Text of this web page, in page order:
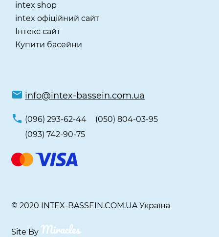
intex shop
intex офіційний сайт
Інтекс сайт
Купити басейни
info@intex-bassein.com.ua
(096) 293-62-44
(050) 804-03-95
(093) 742-90-75
© 2020 INTEX-BASSEIN.COM.UA Україна
Site By